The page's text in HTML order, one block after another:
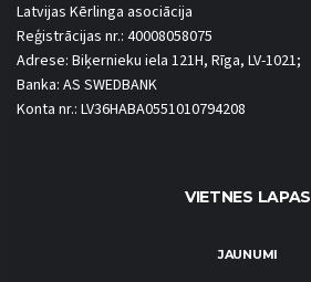
Latvijas Kērlinga asociācija
Reģistrācijas nr.: 40008058075
Adrese: Biķernieku iela 121H, Rīga, LV-1021;
Banka: AS SWEDBANK
Konta nr.: LV36HABA0551010794208
VIETNES LAPAS
JAUNUMI